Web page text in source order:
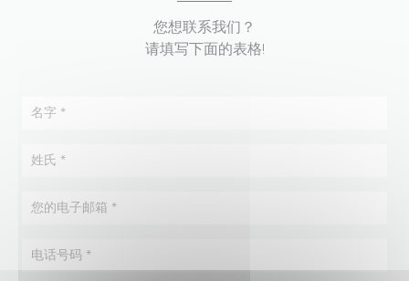
您想联系我们？
请填写下面的表格!